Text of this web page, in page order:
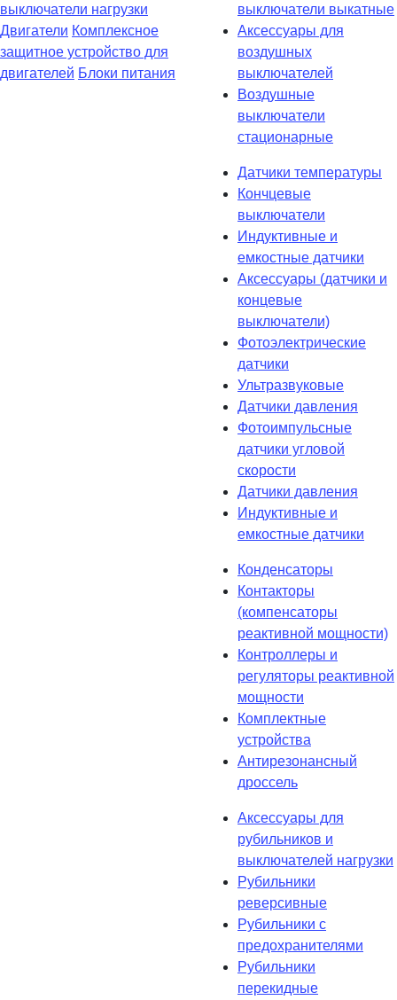
выключатели нагрузки
Двигатели Комплексное
защитное устройство для
двигателей Блоки питания
выключатели выкатные
Аксессуары для
воздушных
выключателей
Воздушные
выключатели
стационарные
Датчики температуры
Кончцевые
выключатели
Индуктивные и
емкостные датчики
Аксессуары (датчики и
концевые
выключатели)
Фотоэлектрические
датчики
Ультразвуковые
Датчики давления
Фотоимпульсные
датчики угловой
скорости
Датчики давления
Индуктивные и
емкостные датчики
Конденсаторы
Контакторы
(компенсаторы
реактивной мощности)
Контроллеры и
регуляторы реактивной
мощности
Комплектные
устройства
Антирезонансный
дроссель
Аксессуары для
рубильников и
выключателей нагрузки
Рубильники
реверсивные
Рубильники с
предохранителями
Рубильники
перекидные